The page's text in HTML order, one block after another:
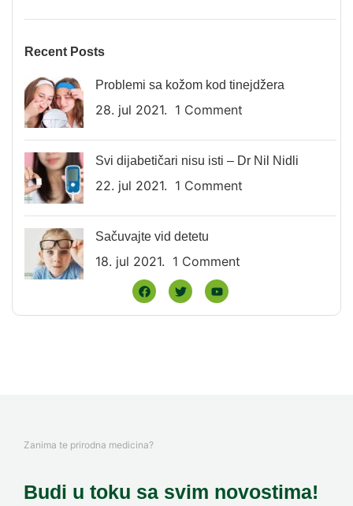
Recent Posts
Problemi sa kožom kod tinejdžera
28. jul 2021. 1 Comment
Svi dijabetičari nisu isti – Dr Nil Nidli
22. jul 2021. 1 Comment
Sačuvajte vid detetu
18. jul 2021. 1 Comment
Zanima te prirodna medicina?
Budi u toku sa svim novostima!